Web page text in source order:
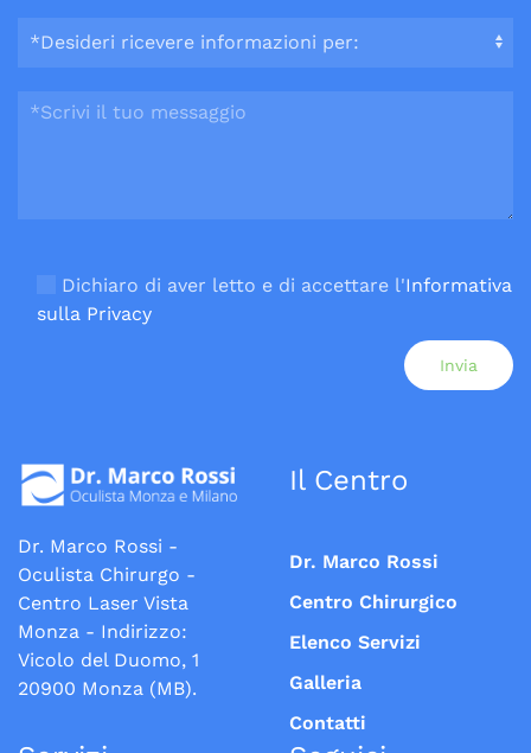
Dichiaro di aver letto e di accettare l'Informativa
sulla Privacy
Dr. Marco Rossi -
Oculista Chirurgo -
Centro Laser Vista
Monza - Indirizzo:
Vicolo del Duomo, 1
20900 Monza (MB).
Il Centro
Dr. Marco Rossi
Centro Chirurgico
Elenco Servizi
Galleria
Contatti